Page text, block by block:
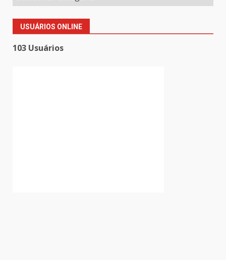
posts
USUÁRIOS ONLINE
103 Usuários